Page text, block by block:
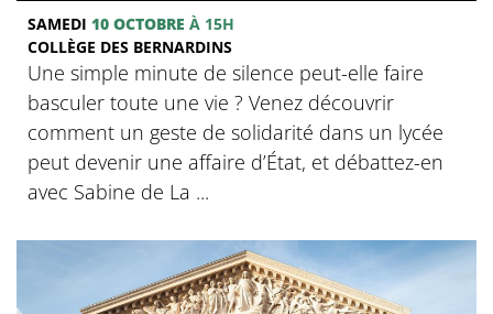
SAMEDI 10 OCTOBRE À 15H
COLLÈGE DES BERNARDINS
Une simple minute de silence peut-elle faire
basculer toute une vie ? Venez découvrir
comment un geste de solidarité dans un lycée
peut devenir une affaire d’État, et débattez-en
avec Sabine de La ...